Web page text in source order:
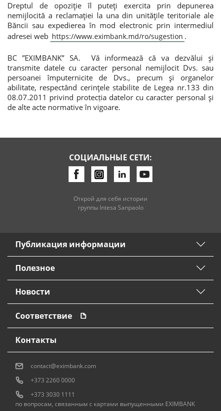
Dreptul de opoziţie îl puteţi exercita prin depunerea
nemijlocită a reclamaţiei la una din unităţile teritoriale ale
Băncii sau expedierea în mod electronic prin intermediul
adresei web https://www.eximbank.md/ro/sugestion .
BC ”EXIMBANK” SA. Vă informează că va dezvălui şi
transmite datele cu caracter personal nemijlocit Dvs. sau
persoanei împuternicite de Dvs., precum şi organelor
abilitate, respectând cerinţele stabilite de Legea nr.133 din
08.07.2011 privind protecția datelor cu caracter personal şi
de alte acte normative în vigoare.
СОЦИАЛЬНЫЕ СЕТИ:
Открой для себя истории
группы Intesa Sanpaolo
Публикация информации
Полезное
Новости
Соответствие
Контакты
contact@eximbank.com
+373 2260 0000
+373 3030 1111
по вопросам, связанным с картами выпущенными EXIMBANK